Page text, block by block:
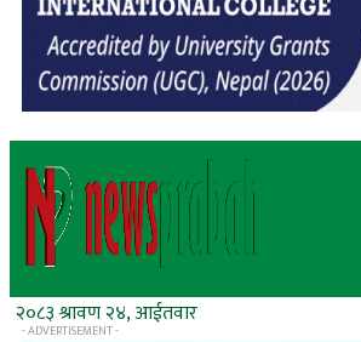
२०८३ श्रावण २४, आईतवार
- ADVERTISEMENT -